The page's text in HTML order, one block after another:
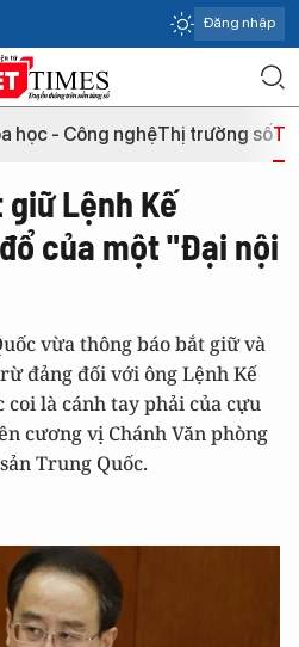
Đăng nhập
học - Công nghệThị trường số
Lệnh Kế
của một "Đại nội
vừa thông báo bắt giữ và
đảng đối với ông Lệnh Kế
là cánh tay phải của cựu
cương vị Chánh Văn phòng
Trung Quốc.